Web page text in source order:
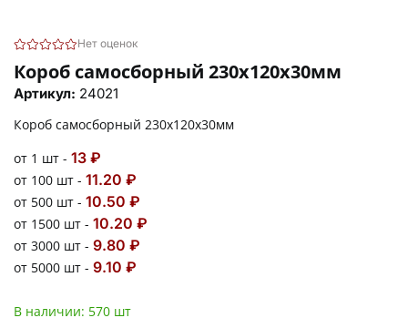
Нет оценок
Короб самосборный 230х120х30мм
Артикул: 24021
Короб самосборный 230х120х30мм
от 1 шт - 13 ₽
от 100 шт - 11.20 ₽
от 500 шт - 10.50 ₽
от 1500 шт - 10.20 ₽
от 3000 шт - 9.80 ₽
от 5000 шт - 9.10 ₽
В наличии: 570 шт